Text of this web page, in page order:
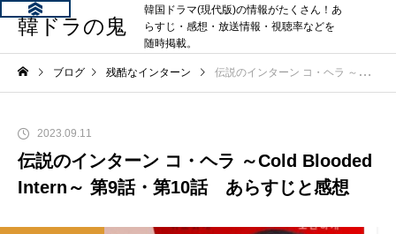
韓ドラの鬼
韓国ドラマ(現代版)の情報がたくさん！あ
らすじ・感想・放送情報・視聴率などを
随時掲載。
ブログ 残酷なインターン 伝説のインターン コ・ヘラ ～Cold Blooded Intern～ 第9話・第10話 あらすじと感想
2023.09.11
伝説のインターン コ・ヘラ ～Cold Blooded
Intern～ 第9話・第10話 あらすじと感想